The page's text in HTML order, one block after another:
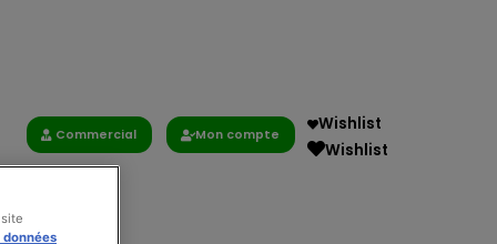
Commercial Mon compte
Wishlist
Wishlist